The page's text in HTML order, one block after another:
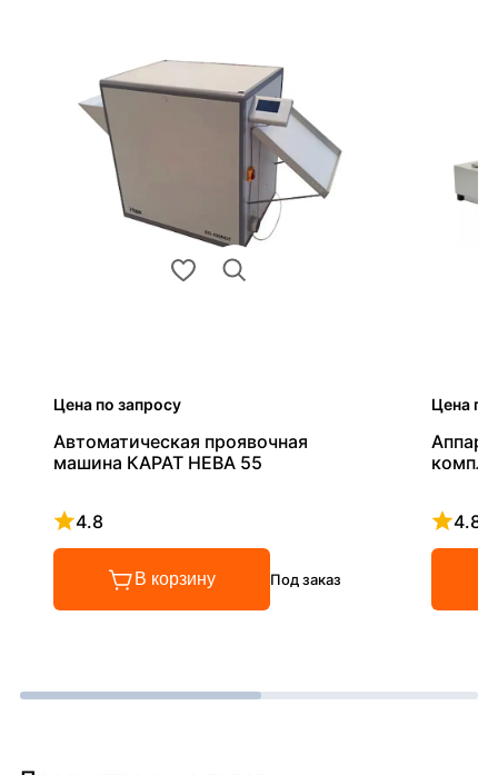
Цена по запросу
Автоматическая проявочная
машина КАРАТ НЕВА 55
4.8
Рейтинг 4.8 из 5
В корзину Под заказ
Цена по
4.8